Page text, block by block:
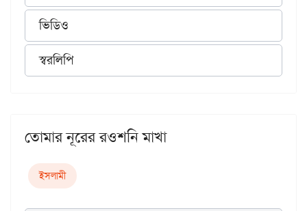
ভিডিও
স্বরলিপি
তোমার নূরের রওশনি মাখা
ইসলামী